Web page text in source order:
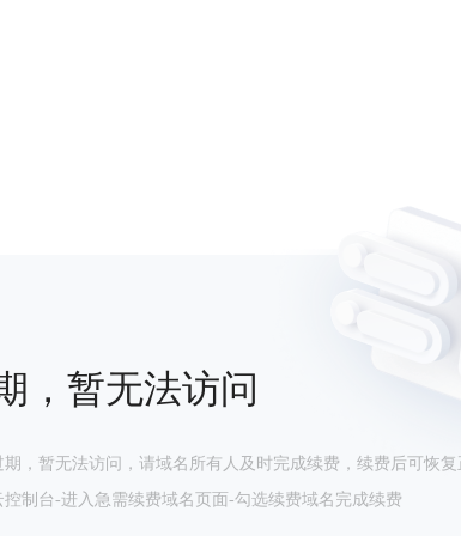
，暂无法访问
，暂无法访问，请域名所有人及时完成续费，续费后可恢复
制台-进入急需续费域名页面-勾选续费域名完成续费